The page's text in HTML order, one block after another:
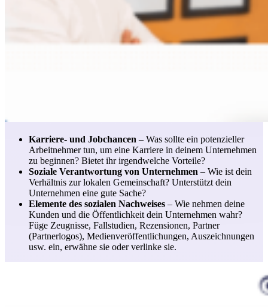
Karriere- und Jobchancen – Was sollte ein potenzieller
Arbeitnehmer tun, um eine Karriere in deinem Unternehmen
zu beginnen? Bietet ihr irgendwelche Vorteile?
Soziale Verantwortung von Unternehmen – Wie ist dein
Verhältnis zur lokalen Gemeinschaft? Unterstützt dein
Unternehmen eine gute Sache?
Elemente des sozialen Nachweises – Wie nehmen deine
Kunden und die Öffentlichkeit dein Unternehmen wahr?
Füge Zeugnisse, Fallstudien, Rezensionen, Partner
(Partnerlogos), Medienveröffentlichungen, Auszeichnungen
usw. ein, erwähne sie oder verlinke sie.